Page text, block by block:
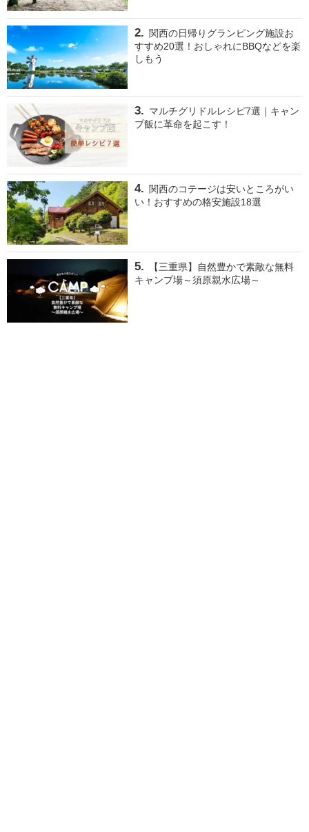
関西の日帰りグランピング施設お
すすめ20選！おしゃれにBBQなどを楽
しもう
マルチグリドルレシピ7選｜キャン
プ飯に革命を起こす！
関西のコテージは安いところがい
い！おすすめの格安施設18選
【三重県】自然豊かで素敵な無料
キャンプ場～須原親水広場～